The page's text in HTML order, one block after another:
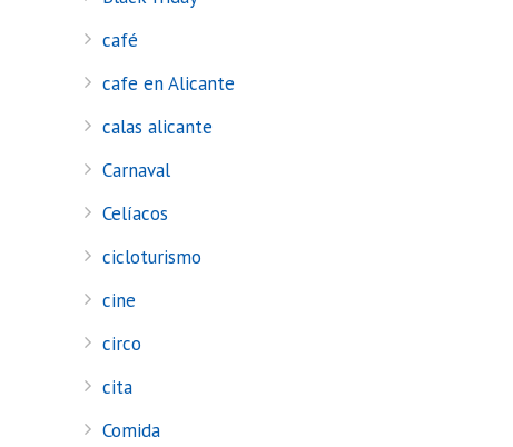
café
cafe en Alicante
calas alicante
Carnaval
Celíacos
cicloturismo
cine
circo
cita
Comida